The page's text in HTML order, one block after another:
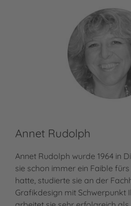
Annet Rudolph
Annet Rudolph wurde 1964 in
sie schon immer ein Faible
hatte, studierte sie an der
Grafikdesign mit Schwerpunkt